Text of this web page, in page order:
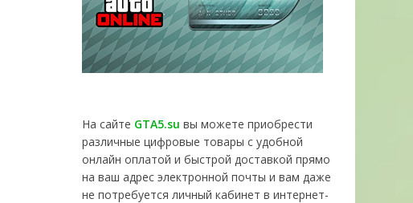
На сайте GTA5.su вы можете приобрести
различные цифровые товары с удобной
онлайн оплатой и быстрой доставкой прямо
на ваш адрес электронной почты и вам даже
не потребуется личный кабинет в интернет-